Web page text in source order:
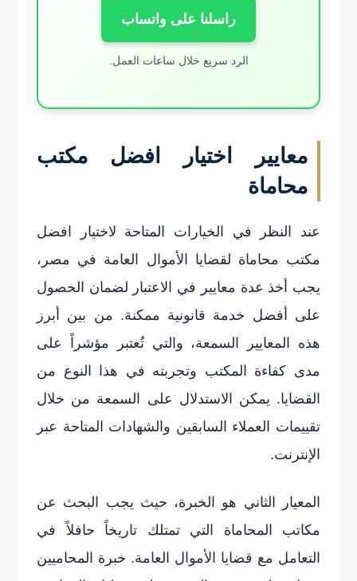
راسلنا على واتساب
الرد سريع خلال ساعات العمل.
معايير اختيار افضل مكتب
محاماة
عند النظر في الخيارات المتاحة لاختيار افضل
مكتب محاماة لقضايا الأموال العامة في مصر،
يجب أخذ عدة معايير في الاعتبار لضمان الحصول
على أفضل خدمة قانونية ممكنة. من بين أبرز
هذه المعايير السمعة، والتي تُعتبر مؤشراً على
مدى كفاءة المكتب وتجربته في هذا النوع من
القضايا. يمكن الاستدلال على السمعة من خلال
تقييمات العملاء السابقين والشهادات المتاحة عبر
الإنترنت.
المعيار الثاني هو الخبرة، حيث يجب البحث عن
مكاتب المحاماة التي تمتلك تاريخاً حافلاً في
التعامل مع قضايا الأموال العامة. خبرة المحاميين